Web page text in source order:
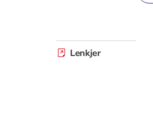
Lenkjer